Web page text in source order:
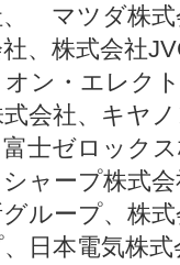
、 マツダ株式
、株式会社
オン・エレク
式会社、キヤ
富士ゼロック
シャープ株式
ループ、株
日本電気株